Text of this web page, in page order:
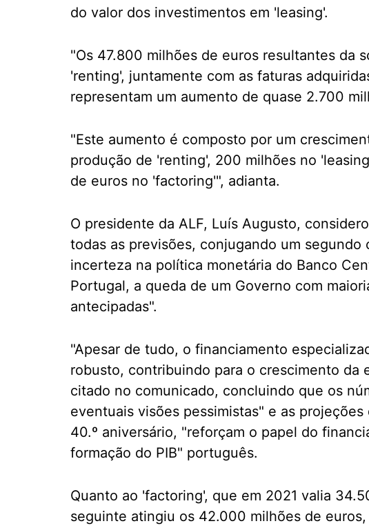
do valor dos investimentos em 'leasing'.
"Os 47.800 milhões de euros resultantes da
'renting', juntamente com as faturas
representam um aumento de quase 2.700
"Este aumento é composto por um
produção de 'renting', 200 milhões no
de euros no 'factoring'", adianta.
O presidente da ALF, Luís Augusto,
todas as previsões, conjugando um
incerteza na política monetária do Banco
Portugal, a queda de um Governo com
antecipadas".
"Apesar de tudo, o financiamento
robusto, contribuindo para o crescimento da
citado no comunicado, concluindo que os
eventuais visões pessimistas" e as
40.º aniversário, "reforçam o papel do
formação do PIB" português.
Quanto ao 'factoring', que em 2021 valia
seguinte atingiu os 42.000 milhões de